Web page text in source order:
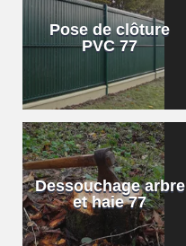
Pose de clôture
PVC 77
Dessouchage arbre
et haie 77